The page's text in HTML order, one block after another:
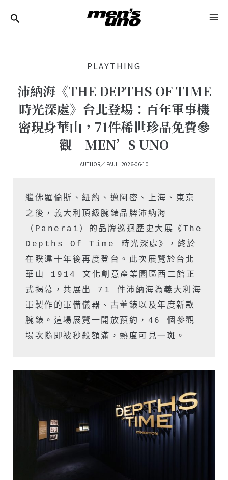
PLAYTHING
沛納海《THE DEPTHS OF TIME
時光深處》台北登場：百年軍事機
密現身華山，71件稀世珍品免費參
觀｜MEN’S UNO
AUTHOR／ PAUL 2026-06-10
繼佛羅倫斯、紐約、邁阿密、上海、東京
之後，義大利頂級腕錶品牌沛納海
（Panerai）的品牌巡迴歷史大展《The
Depths Of Time 時光深處》，終於
在睽違十年後再度登台。此次展覽於台北
華山 1914 文化創意產業園區西二館正
式揭幕，共展出 71 件沛納海為義大利海
軍製作的軍備儀器、古董錶以及年度新款
腕錶。這場展覽一開放預約，46 個參觀
場次隨即被秒殺額滿，熱度可見一斑。
Navigation